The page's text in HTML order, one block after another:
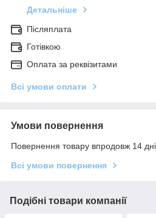
Детальніше
Післяплата
Готівкою
Оплата за реквізитами
Всі умови оплати
Умови повернення
Повернення товару впродовж 14
Всі умови повернення
Подібні товари компанії